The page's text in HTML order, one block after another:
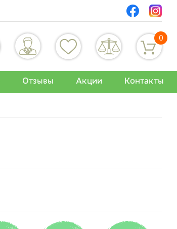
0
Отзывы Акции Контакты